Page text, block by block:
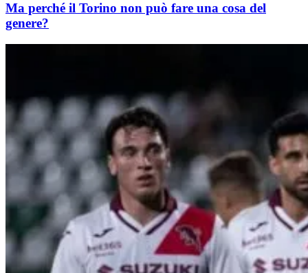
Ma perché il Torino non può fare una cosa del
genere?